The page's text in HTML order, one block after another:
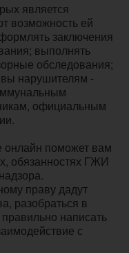
является
возможность ей
заключения
выполнять
обследования;
нарушителям -
официальным
поможет вам
обязанностях ГЖИ
праву дадут
разобраться в
написать
с